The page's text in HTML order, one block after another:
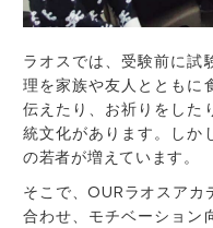
ラオスでは、受験前に試
理を家族や友人とともに
伝えたり、お祈りをした
統文化があります。しか
の若者が増えています。
そこで、OURラオスア
合わせ、モチベーション